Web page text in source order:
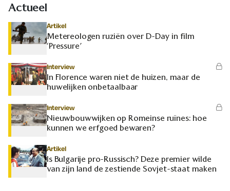
Actueel
Artikel
Metereologen ruziën over D-Day in film
‘Pressure’
Interview
In Florence waren niet de huizen, maar de
huwelijken onbetaalbaar
Interview
Nieuwbouwwijken op Romeinse ruïnes: hoe
kunnen we erfgoed bewaren?
Artikel
Is Bulgarije pro-Russisch? Deze premier wilde
van zijn land de zestiende Sovjet-staat maken